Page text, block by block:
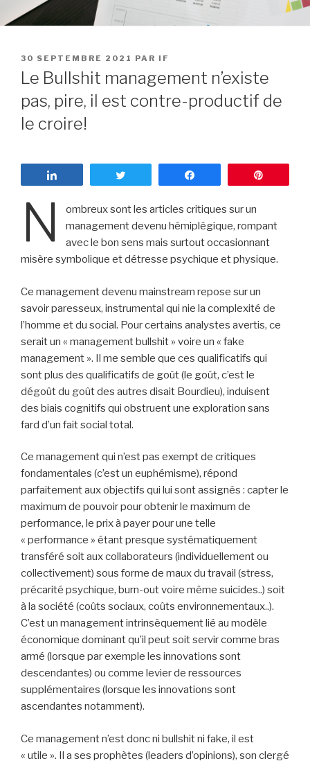
PUBLIÉ
LE
30 SEPTEMBRE 2021 PAR IF
Le Bullshit management n’existe
pas, pire, il est contre-productif de
le croire!
N
ombreux sont les articles critiques sur un
management devenu hémiplégique, rompant
avec le bon sens mais surtout occasionnant
misère symbolique et détresse psychique et physique.
Ce management devenu mainstream repose sur un
savoir paresseux, instrumental qui nie la complexité de
l’homme et du social. Pour certains analystes avertis, ce
serait un « management bullshit » voire un « fake
management ». Il me semble que ces qualificatifs qui
sont plus des qualificatifs de goût (le goût, c’est le
dégoût du goût des autres disait Bourdieu), induisent
des biais cognitifs qui obstruent une exploration sans
fard d’un fait social total.
Ce management qui n’est pas exempt de critiques
fondamentales (c’est un euphémisme), répond
parfaitement aux objectifs qui lui sont assignés : capter le
maximum de pouvoir pour obtenir le maximum de
performance, le prix à payer pour une telle
« performance » étant presque systématiquement
transféré soit aux collaborateurs (individuellement ou
collectivement) sous forme de maux du travail (stress,
précarité psychique, burn-out voire même suicides..) soit
à la société (coûts sociaux, coûts environnementaux..).
C’est un management intrinsèquement lié au modèle
économique dominant qu’il peut soit servir comme bras
armé (lorsque par exemple les innovations sont
descendantes) ou comme levier de ressources
supplémentaires (lorsque les innovations sont
ascendantes notamment).
Ce management n’est donc ni bullshit ni fake, il est
« utile ». Il a ses prophètes (leaders d’opinions), son clergé